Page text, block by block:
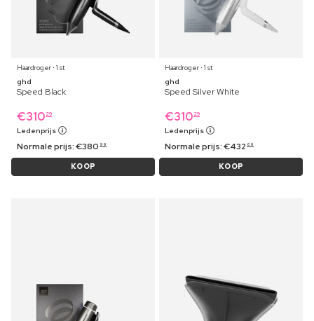
Haardroger ⋅ 1 st
ghd
Speed Black
€310 29
Ledenprijs
Normale prijs:€380 99
KOOP
Haardroger ⋅ 1 st
ghd
Speed Silver White
€310 29
Ledenprijs
Normale prijs:€432 69
KOOP